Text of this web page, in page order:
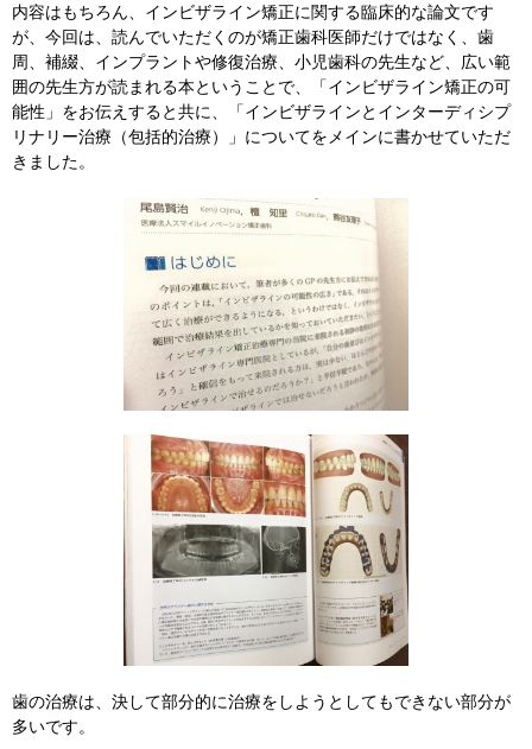
内容はもちろん、インビザライン矯正に関する臨床的な論文です
が、今回は、読んでいただくのが矯正歯科医師だけではなく、歯
周、補綴、インプラントや修復治療、小児歯科の先生など、広い範
囲の先生方が読まれる本ということで、「インビザライン矯正の可
能性」をお伝えすると共に、「インビザラインとインターディシプ
リナリー治療（包括的治療）」についてをメインに書かせていただ
きました。
歯の治療は、決して部分的に治療をしようとしてもできない部分が
多いです。